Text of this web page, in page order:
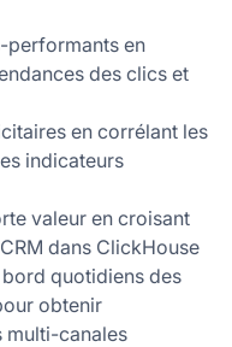
performants en
des clics et
en corrélant les
indicateurs
valeur en croisant
dans ClickHouse
quotidiens des
obtenir
multi-canales